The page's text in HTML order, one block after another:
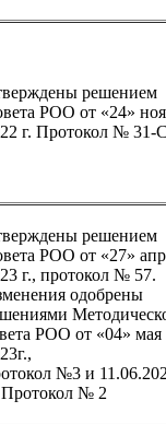
решением
РОО от «24»
г. Протокол № 31-
решением
РОО от «27»
г., протокол № 57.
одобрены
РОО от «04» мая
№3 и
Протокол № 2